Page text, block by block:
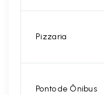
Pizzaria
Ponto de Ônibus